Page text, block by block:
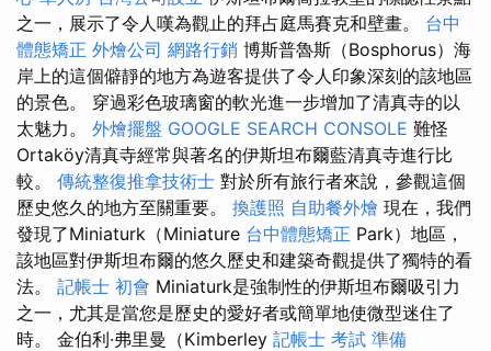
之一，展示了令人嘆為觀止的拜占庭馬賽克和壁畫。 台中
體態矯正 外燴公司 網路行銷 博斯普魯斯（Bosphorus）海
岸上的這個僻靜的地方為遊客提供了令人印象深刻的該地區
的景色。 穿過彩色玻璃窗的軟光進一步增加了清真寺的以
太魅力。 外燴擺盤 GOOGLE SEARCH CONSOLE 難怪
Ortaköy清真寺經常與著名的伊斯坦布爾藍清真寺進行比
較。 傳統整復推拿技術士 對於所有旅行者來說，參觀這個
歷史悠久的地方至關重要。 換護照 自助餐外燴 現在，我們
發現了Miniaturk（Miniature 台中體態矯正 Park）地區，
該地區對伊斯坦布爾的悠久歷史和建築奇觀提供了獨特的看
法。 記帳士 初會 Miniaturk是強制性的伊斯坦布爾吸引力
之一，尤其是當您是歷史的愛好者或簡單地使微型迷住了
時。 金伯利·弗里曼（Kimberley 記帳士 考試 準備